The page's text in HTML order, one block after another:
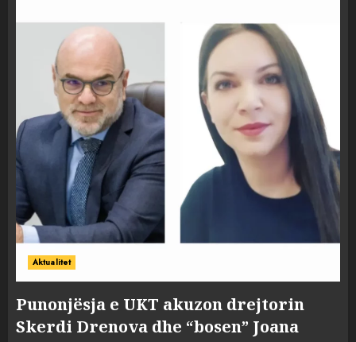
Aktualitet
Punonjësja e UKT akuzon drejtorin
Skerdi Drenova dhe “bosen” Joana